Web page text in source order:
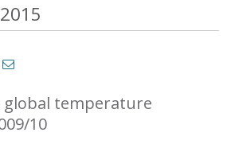
global temperature
10